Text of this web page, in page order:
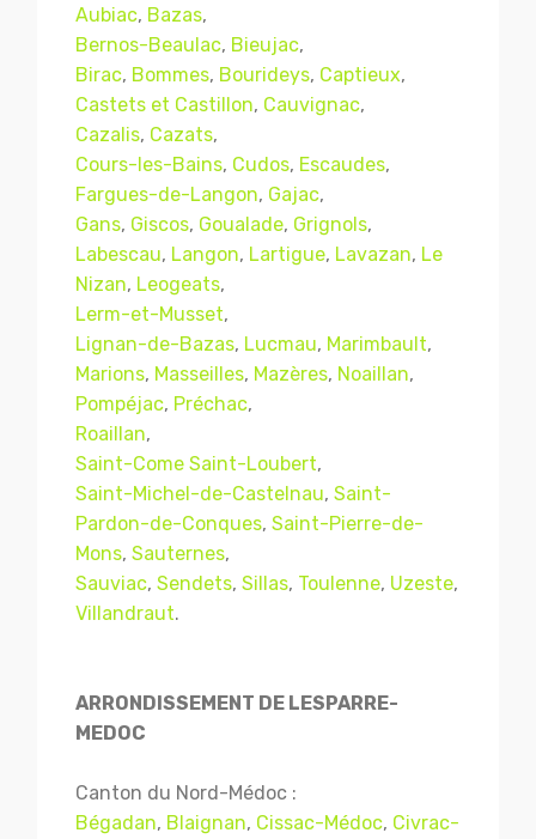
Aubiac, Bazas,
Bernos-Beaulac, Bieujac,
Birac, Bommes, Bourideys, Captieux,
Castets et Castillon, Cauvignac,
Cazalis, Cazats,
Cours-les-Bains, Cudos, Escaudes,
Fargues-de-Langon, Gajac,
Gans, Giscos, Goualade, Grignols,
Labescau, Langon, Lartigue, Lavazan, Le
Nizan, Leogeats,
Lerm-et-Musset,
Lignan-de-Bazas, Lucmau, Marimbault,
Marions, Masseilles, Mazères, Noaillan,
Pompéjac, Préchac,
Roaillan,
Saint-Come Saint-Loubert,
Saint-Michel-de-Castelnau, Saint-
Pardon-de-Conques, Saint-Pierre-de-
Mons, Sauternes,
Sauviac, Sendets, Sillas, Toulenne, Uzeste,
Villandraut.
ARRONDISSEMENT DE LESPARRE-
MEDOC
Canton du Nord-Médoc :
Bégadan, Blaignan, Cissac-Médoc, Civrac-
Mentions légales
© Copyright 2018 - 2021TERMISER
référencé par© MACWIN